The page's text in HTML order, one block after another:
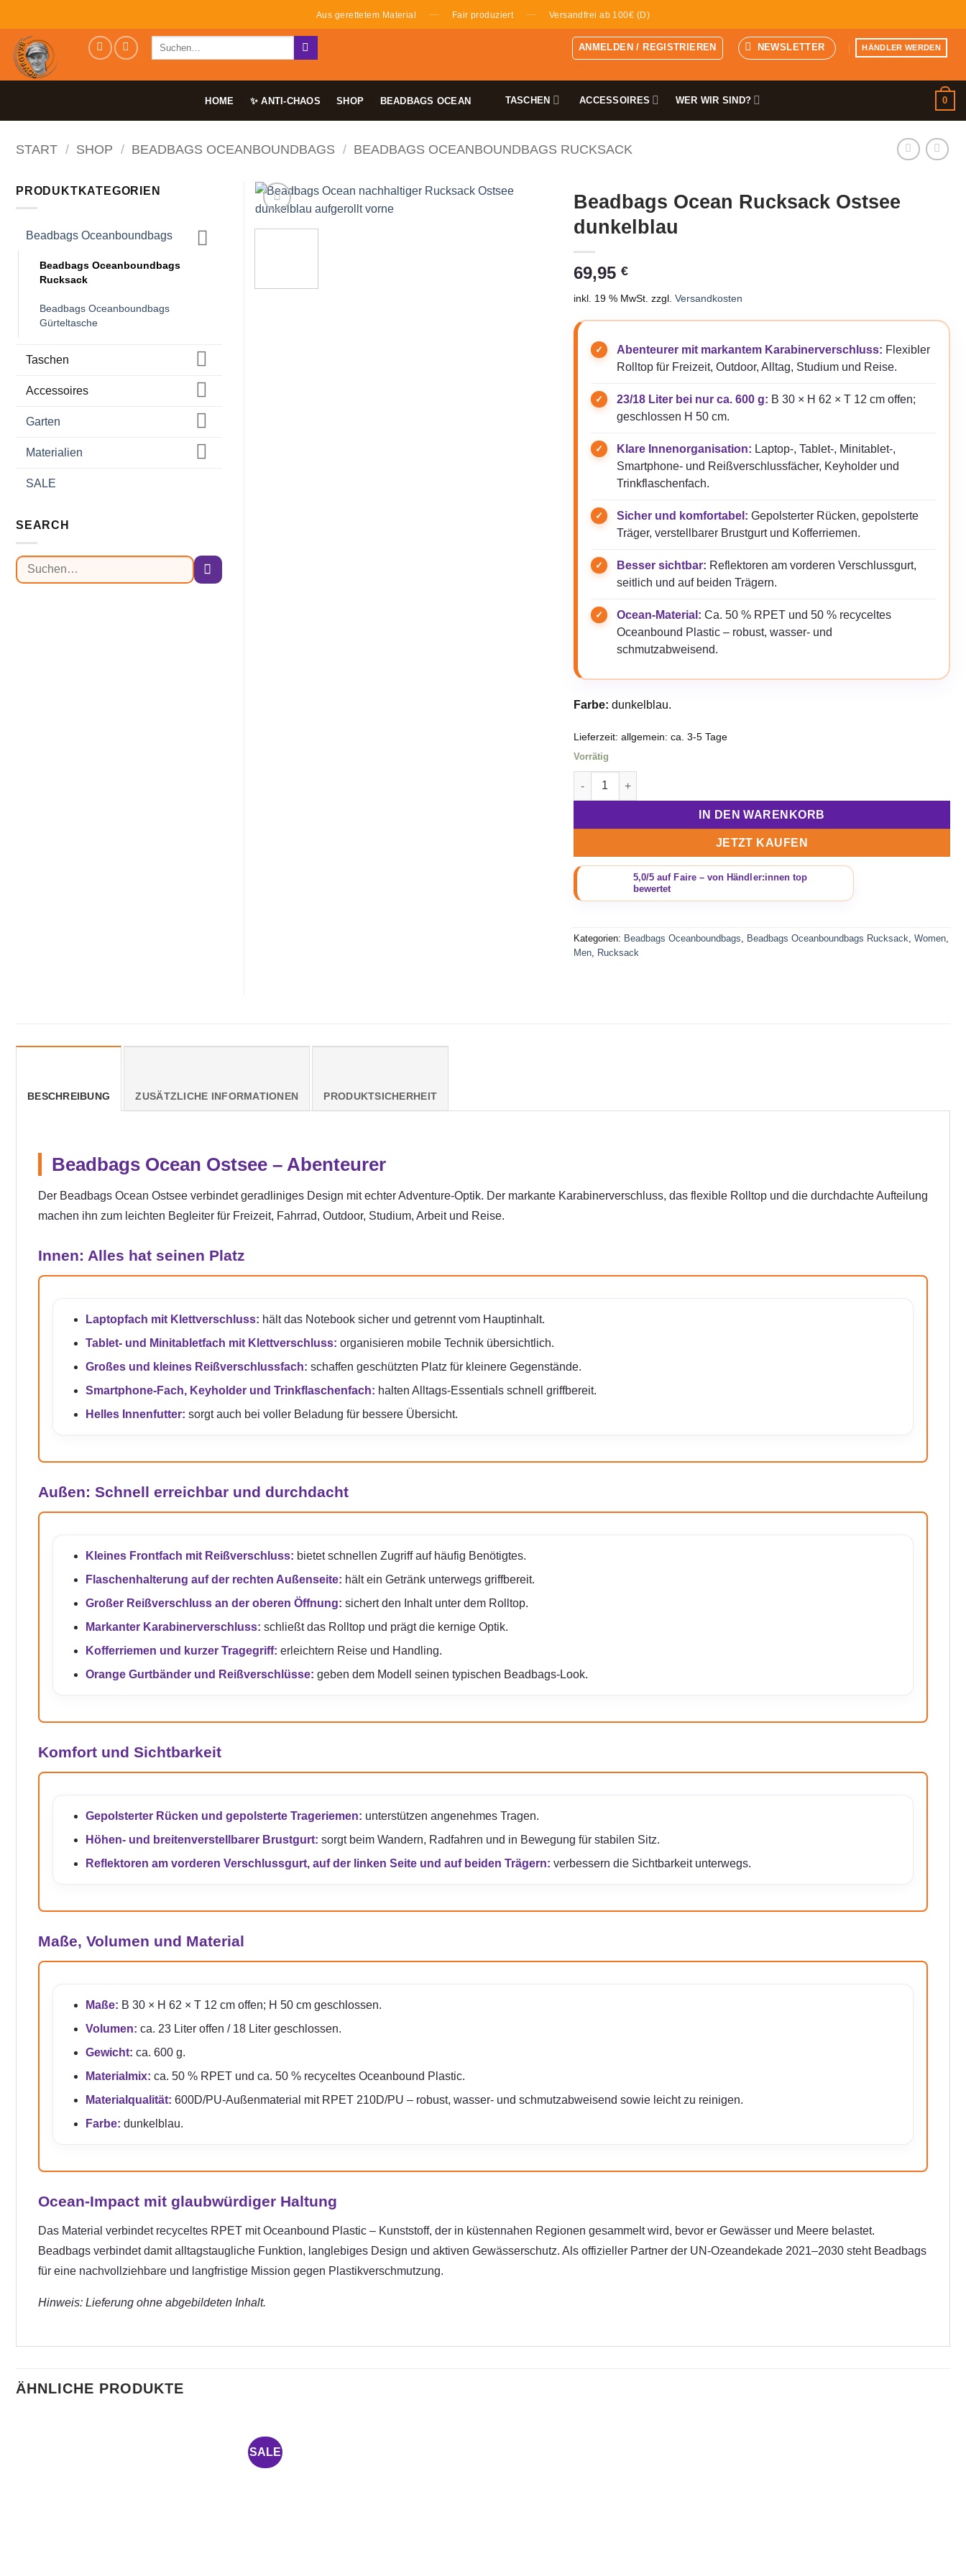
Inhalt
springen
Aus gerettetem Material — Fair produziert — Versandfrei ab 100€ (D)
Suchen
ANMELDEN / REGISTRIEREN NEWSLETTER HÄNDLER WERDEN
HOME ✨ ANTI-CHAOS SHOP BEADBAGS OCEAN TASCHEN ACCESSOIRES WER WIR SIND? 0
START / SHOP / BEADBAGS OCEANBOUNDBAGS / BEADBAGS OCEANBOUNDBAGS RUCKSACK
Beadbags Ocean Rucksack Ostsee
dunkelblau
69,95 €
inkl. 19 % MwSt. zzgl. Versandkosten
Abenteurer mit markantem Karabinerverschluss: Flexibler
Rolltop für Freizeit, Outdoor, Alltag, Studium und Reise.
23/18 Liter bei nur ca. 600 g: B 30 × H 62 × T 12 cm offen;
geschlossen H 50 cm.
Klare Innenorganisation: Laptop-, Tablet-, Minitablet-,
Smartphone- und Reißverschlussfächer, Keyholder und
Trinkflaschenfach.
Sicher und komfortabel: Gepolsterter Rücken, gepolsterte
Träger, verstellbarer Brustgurt und Kofferriemen.
Besser sichtbar: Reflektoren am vorderen Verschlussgurt,
seitlich und auf beiden Trägern.
Ocean-Material: Ca. 50 % RPET und 50 % recyceltes
Oceanbound Plastic – robust, wasser- und
schmutzabweisend.
Farbe: dunkelblau.
Lieferzeit: allgemein: ca. 3-5 Tage
Vorrätig
Beadbags Ocean Rucksack Ostsee dunkelblau Menge
IN DEN WARENKORB
JETZT KAUFEN
Kategorien: Beadbags Oceanboundbags, Beadbags Oceanboundbags Rucksack, Women,
Men, Rucksack
PRODUKTKATEGORIEN
Beadbags Oceanboundbags
Beadbags Oceanboundbags
Rucksack
Beadbags Oceanboundbags
Gürteltasche
Taschen
Accessoires
Garten
Materialien
SALE
SEARCH
Suchen
nach:
BESCHREIBUNG ZUSÄTZLICHE INFORMATIONEN PRODUKTSICHERHEIT
Beadbags Ocean Ostsee – Abenteurer
Der Beadbags Ocean Ostsee verbindet geradliniges Design mit echter Adventure-Optik. Der markante Karabinerverschluss, das flexible Rolltop und die durchdachte Aufteilung
machen ihn zum leichten Begleiter für Freizeit, Fahrrad, Outdoor, Studium, Arbeit und Reise.
Innen: Alles hat seinen Platz
Laptopfach mit Klettverschluss: hält das Notebook sicher und getrennt vom Hauptinhalt.
Tablet- und Minitabletfach mit Klettverschluss: organisieren mobile Technik übersichtlich.
Großes und kleines Reißverschlussfach: schaffen geschützten Platz für kleinere Gegenstände.
Smartphone-Fach, Keyholder und Trinkflaschenfach: halten Alltags-Essentials schnell griffbereit.
Helles Innenfutter: sorgt auch bei voller Beladung für bessere Übersicht.
Außen: Schnell erreichbar und durchdacht
Kleines Frontfach mit Reißverschluss: bietet schnellen Zugriff auf häufig Benötigtes.
Flaschenhalterung auf der rechten Außenseite: hält ein Getränk unterwegs griffbereit.
Großer Reißverschluss an der oberen Öffnung: sichert den Inhalt unter dem Rolltop.
Markanter Karabinerverschluss: schließt das Rolltop und prägt die kernige Optik.
Kofferriemen und kurzer Tragegriff: erleichtern Reise und Handling.
Orange Gurtbänder und Reißverschlüsse: geben dem Modell seinen typischen Beadbags-Look.
Komfort und Sichtbarkeit
Gepolsterter Rücken und gepolsterte Trageriemen: unterstützen angenehmes Tragen.
Höhen- und breitenverstellbarer Brustgurt: sorgt beim Wandern, Radfahren und in Bewegung für stabilen Sitz.
Reflektoren am vorderen Verschlussgurt, auf der linken Seite und auf beiden Trägern: verbessern die Sichtbarkeit unterwegs.
Maße, Volumen und Material
Maße: B 30 × H 62 × T 12 cm offen; H 50 cm geschlossen.
Volumen: ca. 23 Liter offen / 18 Liter geschlossen.
Gewicht: ca. 600 g.
Materialmix: ca. 50 % RPET und ca. 50 % recyceltes Oceanbound Plastic.
Materialqualität: 600D/PU-Außenmaterial mit RPET 210D/PU – robust, wasser- und schmutzabweisend sowie leicht zu reinigen.
Farbe: dunkelblau.
Ocean-Impact mit glaubwürdiger Haltung
Das Material verbindet recyceltes RPET mit Oceanbound Plastic – Kunststoff, der in küstennahen Regionen gesammelt wird, bevor er Gewässer und Meere belastet.
Beadbags verbindet damit alltagstaugliche Funktion, langlebiges Design und aktiven Gewässerschutz. Als offizieller Partner der UN-Ozeandekade 2021–2030 steht Beadbags
für eine nachvollziehbare und langfristige Mission gegen Plastikverschmutzung.
Hinweis: Lieferung ohne abgebildeten Inhalt.
ÄHNLICHE PRODUKTE
SALE